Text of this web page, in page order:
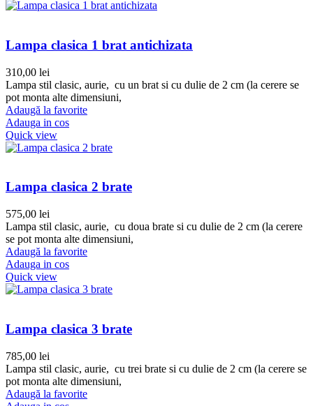
Lampa clasica 1 brat antichizata
310,00 lei
Lampa stil clasic, aurie, cu un brat si cu dulie de 2 cm (la cerere se
pot monta alte dimensiuni,
Adaugă la favorite
Adauga in cos
Quick view
Lampa clasica 2 brate
575,00 lei
Lampa stil clasic, aurie, cu doua brate si cu dulie de 2 cm (la cerere
se pot monta alte dimensiuni,
Adaugă la favorite
Adauga in cos
Quick view
Lampa clasica 3 brate
785,00 lei
Lampa stil clasic, aurie, cu trei brate si cu dulie de 2 cm (la cerere se
pot monta alte dimensiuni,
Adaugă la favorite